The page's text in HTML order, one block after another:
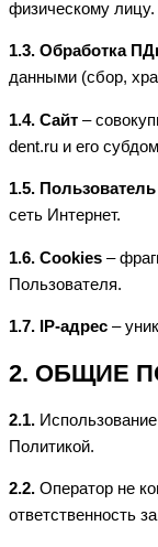
физическому лицу.
1.3. Обработка
данными (сбор,
1.4. Сайт –
dent.ru и его
1.5. Пользователь
сеть Интернет.
1.6. Cookies –
Пользователя.
1.7. IP-адрес –
2. ОБЩИЕ
2.1.
Политикой.
2.2. Оператор не
ответственность